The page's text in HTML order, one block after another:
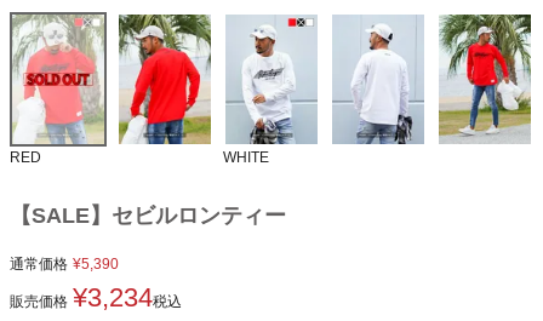
RED WHITE
【SALE】セビルロンティー
通常価格 ¥5,390
販売価格 ¥3,234税込